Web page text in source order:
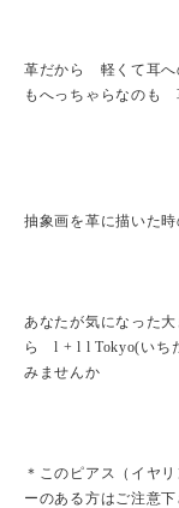
革だから 軽くて耳
もへっちゃらなのも
抽象画を革に描いた
あなたが気になった
ら l + l l Tokyo(いち
みませんか
＊このピアス（イヤ
ーのある方はご注意下